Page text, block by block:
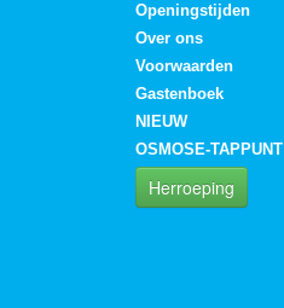
Openingstijden
Over ons
Voorwaarden
Gastenboek
NIEUW
OSMOSE-TAPPUNT
Herroeping